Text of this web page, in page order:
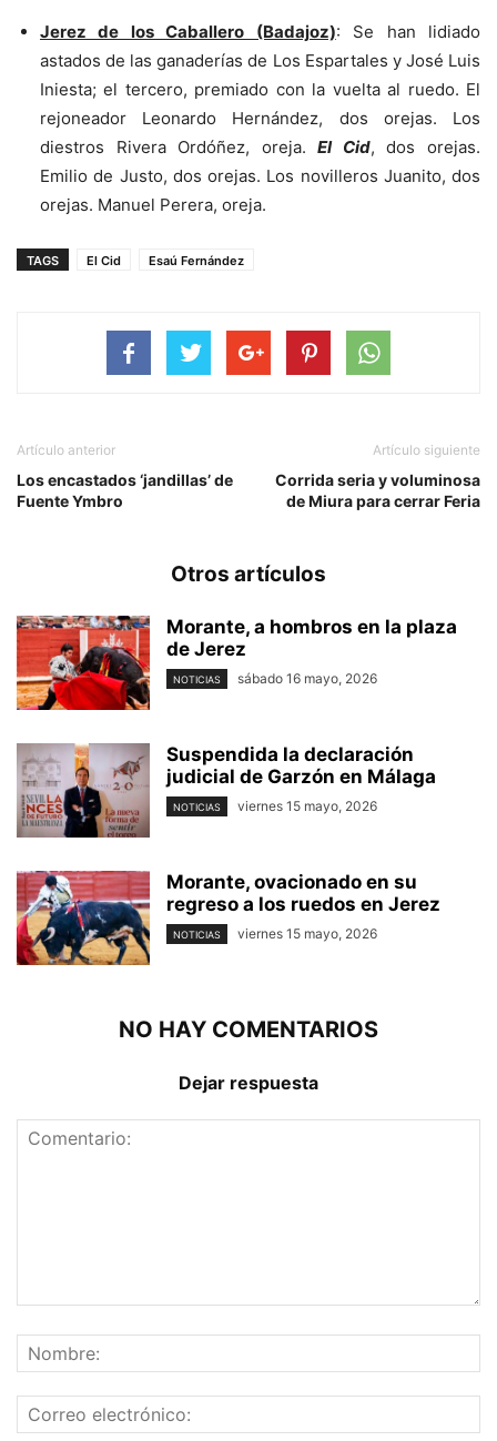
Jerez de los Caballero (Badajoz): Se han lidiado
astados de las ganaderías de Los Espartales y José Luis
Iniesta; el tercero, premiado con la vuelta al ruedo. El
rejoneador Leonardo Hernández, dos orejas. Los
diestros Rivera Ordóñez, oreja.El Cid, dos orejas.
Emilio de Justo, dos orejas. Los novilleros Juanito, dos
orejas. Manuel Perera, oreja.
TAGS El Cid Esaú Fernández
Artículo anterior
Los encastados ‘jandillas’ de
Fuente Ymbro
Artículo siguiente
Corrida seria y voluminosa
de Miura para cerrar Feria
Otros artículos
Morante, a hombros en la plaza
de Jerez
NOTICIAS sábado 16 mayo, 2026
Suspendida la declaración
judicial de Garzón en Málaga
NOTICIAS viernes 15 mayo, 2026
Morante, ovacionado en su
regreso a los ruedos en Jerez
NOTICIAS viernes 15 mayo, 2026
NO HAY COMENTARIOS
Dejar respuesta